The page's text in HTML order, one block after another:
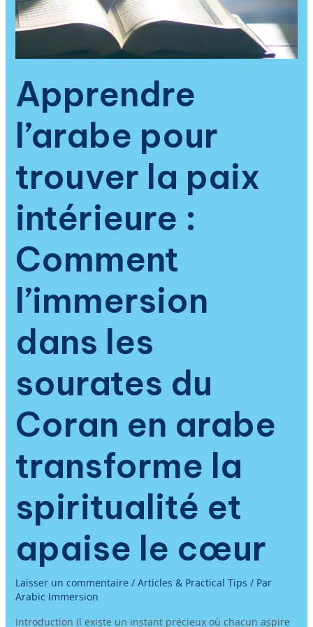
Apprendre
l’arabe pour
trouver la paix
intérieure :
Comment
l’immersion
dans les
sourates du
Coran en arabe
transforme la
spiritualité et
apaise le cœur
Laisser un commentaire / Articles & Practical Tips / Par
Arabic Immersion
Introduction Il existe un instant précieux où chacun aspire
Coran
en
transforme
spiritualité
et
apaise